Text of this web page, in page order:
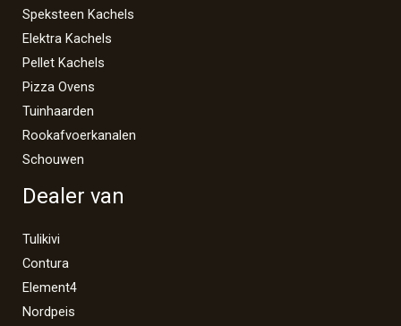
Speksteen Kachels
Elektra Kachels
Pellet Kachels
Pizza Ovens
Tuinhaarden
Rookafvoerkanalen
Schouwen
Dealer van
Tulikivi
Contura
Element4
Nordpeis